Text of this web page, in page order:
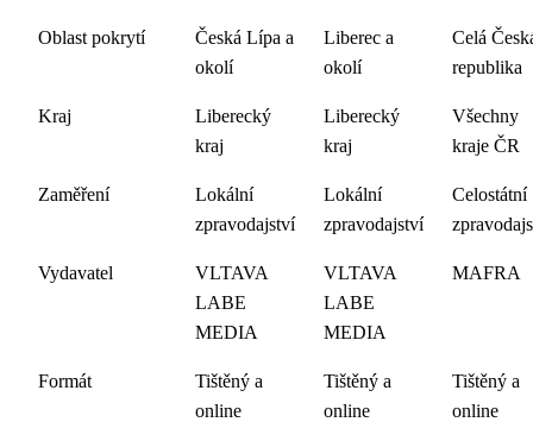
Oblast pokrytí
Česká Lípa a
okolí
Liberec a
okolí
Celá
republika
Kraj
Liberecký
kraj
Liberecký
kraj
Všechny
kraje ČR
Zaměření
Lokální
zpravodajství
Lokální
zpravodajství
Celostátní
Vydavatel
VLTAVA
LABE
MEDIA
VLTAVA
LABE
MEDIA
MAFRA
Formát
Tištěný a
online
Tištěný a
online
Tištěný a
online